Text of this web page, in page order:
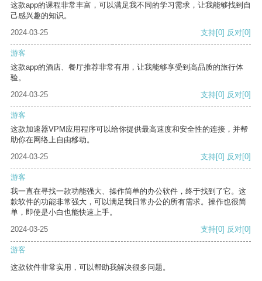
这款app的课程非常丰富，可以满足我不同的学习需求，让我能够找到自
己感兴趣的知识。
2024-03-25
支持[0] 反对[0]
游客
这款app的酒店、餐厅推荐非常有用，让我能够享受到高品质的旅行体
验。
2024-03-25
支持[0] 反对[0]
游客
这款加速器VPM应用程序可以给你提供最高速度和安全性的连接，并帮
助你在网络上自由移动。
2024-03-25
支持[0] 反对[0]
游客
我一直在寻找一款功能强大、操作简单的办公软件，终于找到了它。这
款软件的功能非常强大，可以满足我日常办公的所有需求。操作也很简
单，即使是小白也能快速上手。
2024-03-25
支持[0] 反对[0]
游客
这款软件非常实用，可以帮助我解决很多问题。